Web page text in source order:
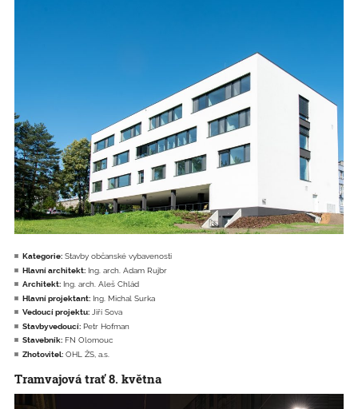
Kategorie: Stavby občanské vybavenosti
Hlavní architekt: Ing. arch. Adam Rujbr
Architekt: Ing. arch. Aleš Chlád
Hlavní projektant: Ing. Michal Surka
Vedoucí projektu: Jiří Sova
Stavbyvedoucí: Petr Hofman
Stavebník: FN Olomouc
Zhotovitel: OHL ŽS, a.s.
Tramvajová trať 8. května